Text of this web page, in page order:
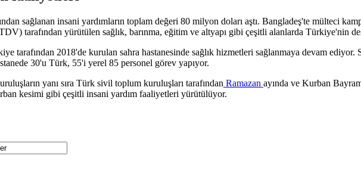
sağlanan insani yardımların toplam değeri 80 milyon doları aştı. Bangladeş'te mülteci
tarafından yürütülen sağlık, barınma, eğitim ve altyapı gibi çeşitli alanlarda Türkiye'nin
tarafından 2018'de kurulan sahra hastanesinde sağlık hizmetleri sağlanmaya devam ediyor.
30'u Türk, 55'i yerel 85 personel görev yapıyor.
yanı sıra Türk sivil toplum kuruluşları tarafından Ramazan ayında ve Kurban
kesimi gibi çeşitli insani yardım faaliyetleri yürütülüyor.